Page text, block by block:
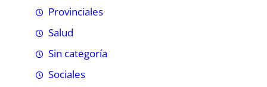
Provinciales
Salud
Sin categoría
Sociales